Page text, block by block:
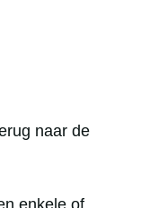
naar de